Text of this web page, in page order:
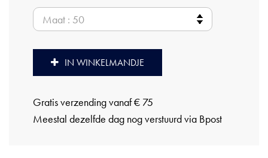
IN WINKELMANDJE
Gratis verzending vanaf € 75
Meestal dezelfde dag nog verstuurd via Bpost